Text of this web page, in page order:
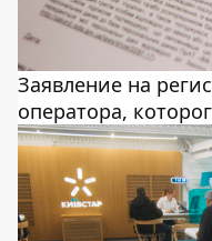
Заявление на
оператора,